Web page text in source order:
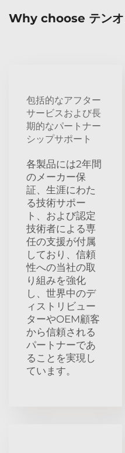
Why choose テンオ
包括的なアフター
サービスおよび長
期的なパートナー
シップサポート
各製品には2年間
のメーカー保
証、生涯にわた
る技術サポー
ト、および認定
技術者による専
任の支援が付属
しており、信頼
性への当社の取
り組みを強化
し、世界中のデ
ィストリビュー
ターやOEM顧客
から信頼される
パートナーであ
ることを実現し
ています。